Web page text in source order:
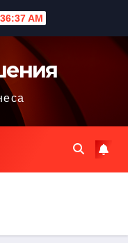
AM